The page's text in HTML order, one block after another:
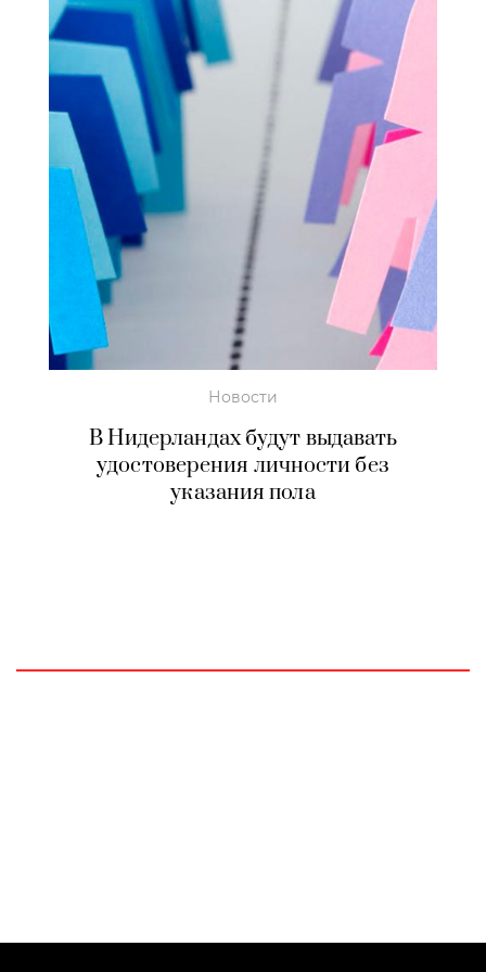
Новости
В Нидерландах будут выдавать
удостоверения личности без
указания пола